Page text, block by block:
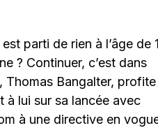
parti de rien à l’âge de
? Continuer, c’est dans
Thomas Bangalter, profite
lui sur sa lancée avec
à une directive en